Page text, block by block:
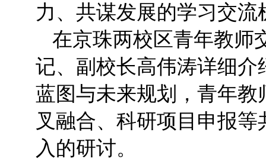
力、共谋发展的学习交流
在京珠两校区青年教师
记、副校长高伟涛详细
蓝图与未来规划，青年
叉融合、科研项目申报
入的研讨。